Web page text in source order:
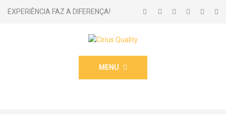
EXPERIÊNCIA FAZ A DIFERENÇA!
MENU